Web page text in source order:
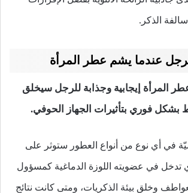
سالفة الذكر.
عندما يشم عطر المرأة
المرأة إيجابية وجذابة للرجل سيخلق
بشكل فوري بتأثيرات الجهاز الحوفي.
في أي نوع من أنواع العطور ستوثر على
تدخل في عضويته اللوزة الدماغية كمسؤول
وخلق بيئة الذكريات، ومتى كانت نتائج